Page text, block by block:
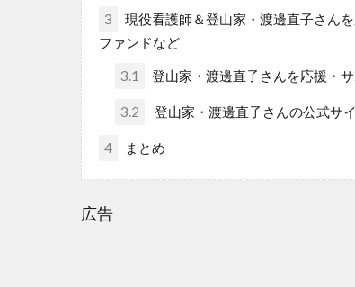
3
現役看護師＆登山家・渡邊直子さん
ファンドなど
3.1 登山家・渡邊直子さんを応援・
3.2 登山家・渡邊直子さんの公式サ
4 まとめ
広告